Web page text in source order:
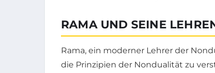
RAMA UND SEINE
Rama, ein moderner Lehrer der
die Prinzipien der Nondualität zu